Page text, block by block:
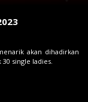
akan dihadirkan
single ladies.